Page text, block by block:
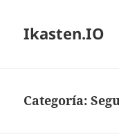
Ikasten.IO
Categoría: